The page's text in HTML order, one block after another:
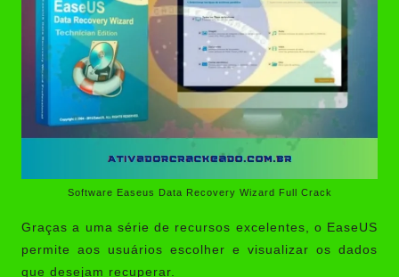
Software Easeus Data Recovery Wizard Full Crack
Graças a uma série de recursos excelentes, o EaseUS
permite aos usuários escolher e visualizar os dados
que desejam recuperar.